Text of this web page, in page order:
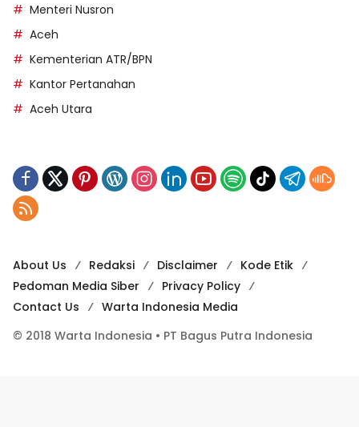
Menteri Nusron
Aceh
Kementerian ATR/BPN
Kantor Pertanahan
Aceh Utara
About Us Redaksi Disclaimer
Kode Etik
Pedoman Media Siber
Privacy Policy
Contact Us
Warta Indonesia Media
© 2018 Warta Indonesia • PT Bagus Putra Indonesia